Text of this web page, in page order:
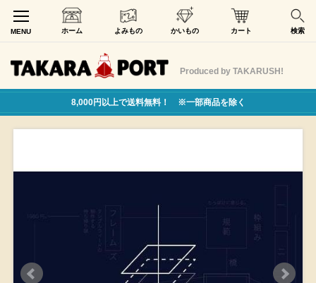
MENU ホーム よみもの かいもの カート 検索
Produced by TAKARUSH!
8,000円以上で送料無料！ ※一部商品を除く